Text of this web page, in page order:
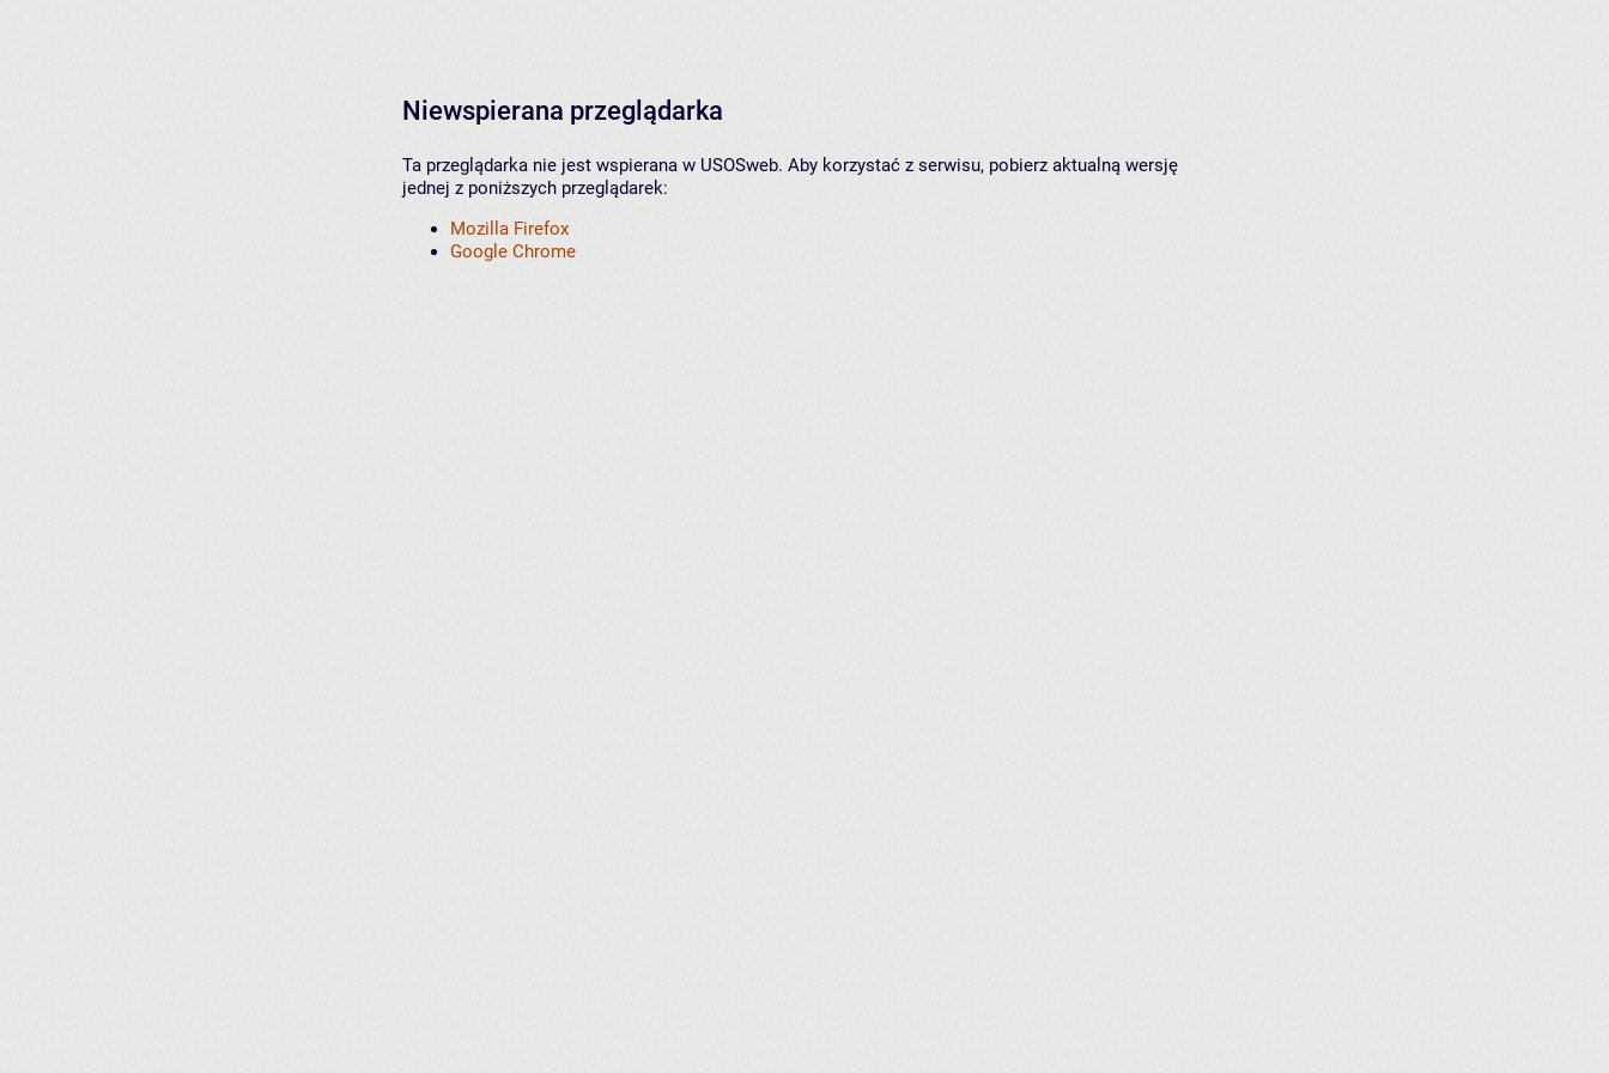
Niewspierana przeglądarka
Ta przeglądarka nie jest wspierana w USOSweb. Aby korzystać z serwisu, pobierz aktualną wersję
jednej z poniższych przeglądarek:
Mozilla Firefox
Google Chrome